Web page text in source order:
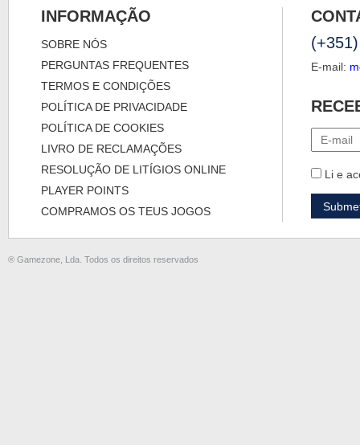
INFORMAÇÃO
SOBRE NÓS
PERGUNTAS FREQUENTES
TERMOS E CONDIÇÕES
POLÍTICA DE PRIVACIDADE
POLÍTICA DE COOKIES
LIVRO DE RECLAMAÇÕES
RESOLUÇÃO DE LITÍGIOS ONLINE
PLAYER POINTS
COMPRAMOS OS TEUS JOGOS
E-mail:
Li e
® Gamezone, Lda. Todos os direitos reservados